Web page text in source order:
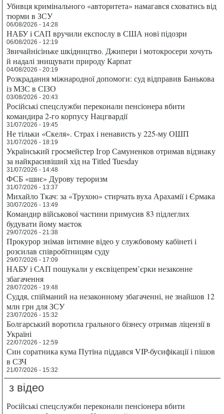
Убивця кримінального «авторитета» намагався сховатись від
тюрми в ЗСУ
06/08/2026 - 14:28
НАБУ і САП вручили експослу в США нові підозри
06/08/2026 - 12:19
Звичайнісіньке шкідництво. Джипери і мотокросери хочуть
й надалі знищувати природу Карпат
04/08/2026 - 20:19
Розкрадання міжнародної допомоги: суд відправив Банькова
із МЗС в СІЗО
03/08/2026 - 20:43
Російські спецслужби переконали пенсіонера вбити
командира 2-го корпусу Нацгвардії
31/07/2026 - 19:45
Не тільки «Скеля». Страх і ненависть у 225-му ОШП
31/07/2026 - 18:19
Український гросмейстер Ігор Самуненков отримав відзнаку
за найкрасивіший хід на Titled Tuesday
31/07/2026 - 14:48
ФСБ «шиє» Дурову тероризм
31/07/2026 - 13:37
Михайло Ткач: за «Трухою» стирчать вуха Арахамії і Єрмака
30/07/2026 - 13:49
Командир військової частини примусив 83 підлеглих
будувати йому маєток
29/07/2026 - 21:38
Прокурор знімав інтимне відео у службовому кабінеті і
розсилав співробітницям суду
29/07/2026 - 17:09
НАБУ і САП пошукали у ексвіцепрем’єрки незаконне
збагачення
28/07/2026 - 19:48
Суддя, спійманий на незаконному збагаченні, не знайшов 12
млн грн для ЗСУ
23/07/2026 - 15:32
Болгарський воротила грального бізнесу отримав ліцензії в
Україні
22/07/2026 - 12:59
Син соратника кума Путіна піддався VIP-бусифікації і пішов
в СЗЧ
21/07/2026 - 15:32
з відео
Російські спецслужби переконали пенсіонера вбити